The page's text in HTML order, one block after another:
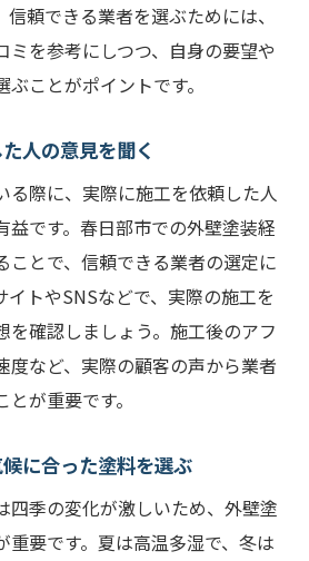
頼できる業者を選ぶためには、
ミを参考にしつつ、自身の要望や
ことがポイントです。
人の意見を聞く
る際に、実際に施工を依頼した人
益です。春日部市での外壁塗装経
ことで、信頼できる業者の選定に
トやSNSなどで、実際の施工を
を確認しましょう。施工後のアフ
度など、実際の顧客の声から業者
が重要です。
に合った塗料を選ぶ
四季の変化が激しいため、外壁塗
重要です。夏は高温多湿で、冬は